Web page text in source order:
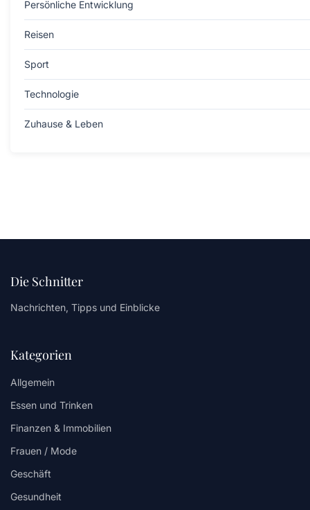
Persönliche Entwicklung
Reisen
Sport
Technologie
Zuhause & Leben
Die Schnitter
Nachrichten, Tipps und Einblicke
Kategorien
Allgemein
Essen und Trinken
Finanzen & Immobilien
Frauen / Mode
Geschäft
Gesundheit